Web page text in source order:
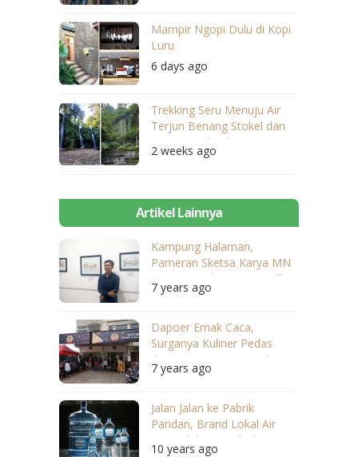
Mampir Ngopi Dulu di Kopi
Luru
6 days ago
Trekking Seru Menuju Air
Terjun Benang Stokel dan
Benang Kelambu
2 weeks ago
Artikel Lainnya
Kampung Halaman,
Pameran Sketsa Karya MN
Juna Putra di Big Guy Gallery
7 years ago
Dapoer Emak Caca,
Surganya Kuliner Pedas
dengan Harga Terjangkau
7 years ago
Jalan Jalan ke Pabrik
Pandan, Brand Lokal Air
Mineral dari Lombok
10 years ago